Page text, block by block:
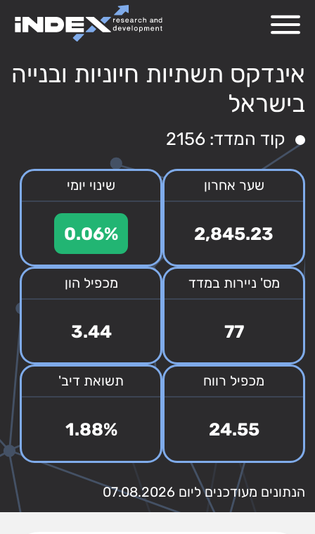
אינדקס תשתיות חיוניות ובנייה
בישראל
קוד המדד: 2156
שער אחרון
2,845.23
שינוי יומי
0.06%
מס' ניירות במדד
77
מכפיל הון
3.44
מכפיל רווח
24.55
תשואת דיב'
1.88%
הנתונים מעודכנים ליום 07.08.2026